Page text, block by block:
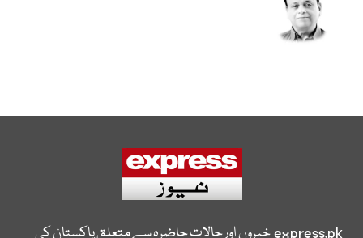
express.pkخبروں اور حالات حاضرہ سے متعلق پاکستان کی